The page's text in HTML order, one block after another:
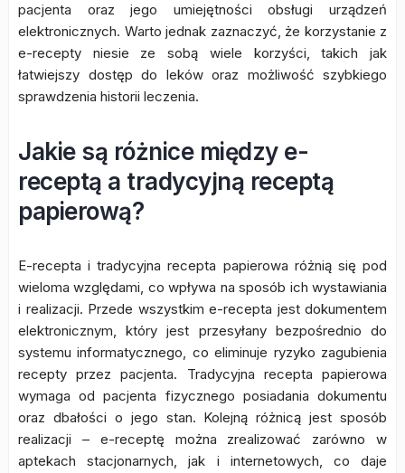
pacjenta oraz jego umiejętności obsługi urządzeń
elektronicznych. Warto jednak zaznaczyć, że korzystanie z
e-recepty niesie ze sobą wiele korzyści, takich jak
łatwiejszy dostęp do leków oraz możliwość szybkiego
sprawdzenia historii leczenia.
Jakie są różnice między e-
receptą a tradycyjną receptą
papierową?
E-recepta i tradycyjna recepta papierowa różnią się pod
wieloma względami, co wpływa na sposób ich wystawiania
i realizacji. Przede wszystkim e-recepta jest dokumentem
elektronicznym, który jest przesyłany bezpośrednio do
systemu informatycznego, co eliminuje ryzyko zagubienia
recepty przez pacjenta. Tradycyjna recepta papierowa
wymaga od pacjenta fizycznego posiadania dokumentu
oraz dbałości o jego stan. Kolejną różnicą jest sposób
realizacji – e-receptę można zrealizować zarówno w
aptekach stacjonarnych, jak i internetowych, co daje